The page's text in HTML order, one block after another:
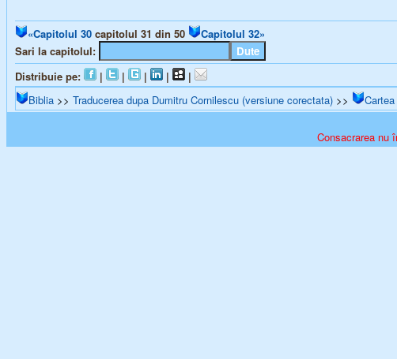
«Capitolul 30 capitolul 31 din 50
Capitolul 32»
Sari la capitolul:
Distribuie pe:
| | | |
|
Biblia >> Traducerea dupa Dumitru Cornilescu (versiune corectata) >>
Consacrarea nu